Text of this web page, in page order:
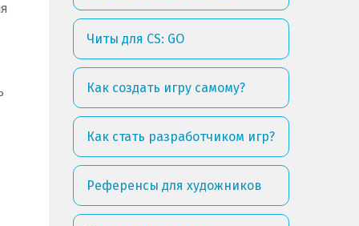
Читы для CS: GO
Как создать игру самому?
Как стать разработчиком игр?
Референсы для художников